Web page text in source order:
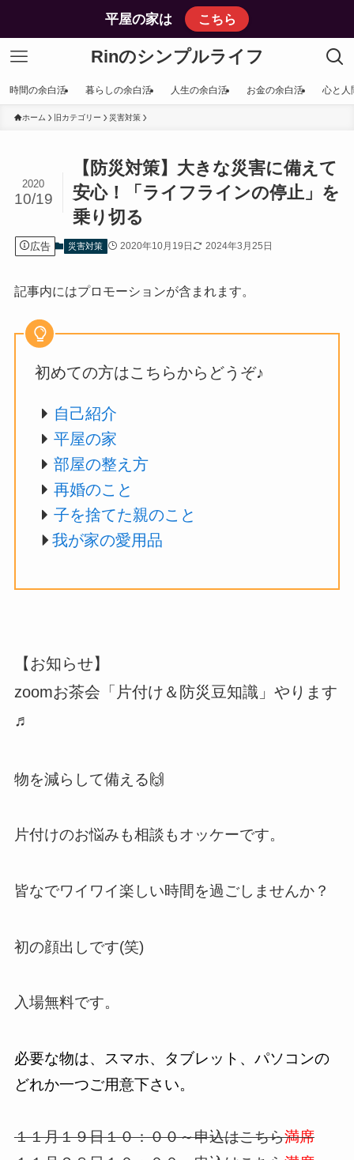
平屋の家は こちら
Rinのシンプルライフ
時間の余白活 暮らしの余白活 人生の余白活 お金の余白活 心と人
ホーム 旧カテゴリー 災害対策
【防災対策】大きな災害に備えて
安心！「ライフラインの停止」を
乗り切る
2020
10/19
広告 災害対策 2020年10月19日 2024年3月25日
記事内にはプロモーションが含まれます。
初めての方はこちらからどうぞ♪
自己紹介
平屋の家
部屋の整え方
再婚のこと
子を捨てた親のこと
我が家の愛用品
【お知らせ】
zoomお茶会「片付け＆防災豆知識」やります
♬
物を減らして備える🙌
片付けのお悩みも相談もオッケーです。
皆なでワイワイ楽しい時間を過ごしませんか？
初の顔出しです(笑)
入場無料です。
必要な物は、スマホ、タブレット、パソコンの
どれか一つご用意下さい。
１１月１９日１０：００～申込はこちら満席